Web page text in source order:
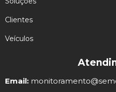
Clientes
Veículos
Email: